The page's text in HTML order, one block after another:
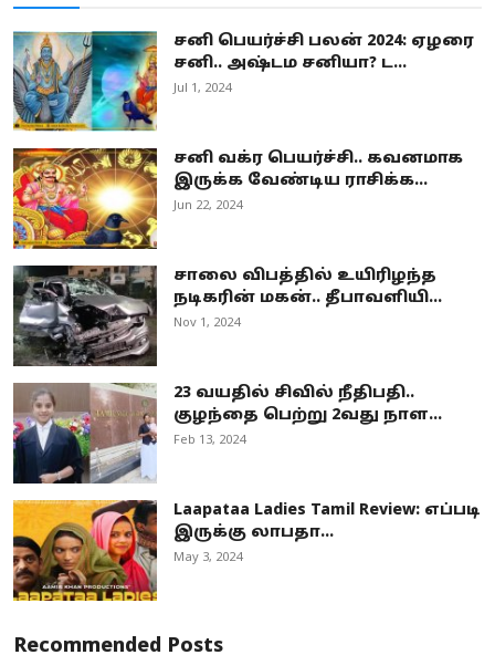
சனி பெயர்ச்சி பலன் 2024: ஏழரை
சனி.. அஷ்டம சனியா? ட...
Jul 1, 2024
சனி வக்ர பெயர்ச்சி.. கவனமாக
இருக்க வேண்டிய ராசிக்க...
Jun 22, 2024
சாலை விபத்தில் உயிரிழந்த
நடிகரின் மகன்.. தீபாவளியி...
Nov 1, 2024
23 வயதில் சிவில் நீதிபதி..
குழந்தை பெற்று 2வது நாள...
Feb 13, 2024
Laapataa Ladies Tamil Review: எப்படி
இருக்கு லாபதா...
May 3, 2024
Recommended Posts